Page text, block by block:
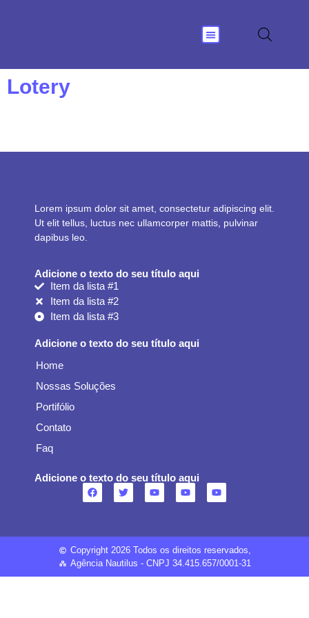
Lotery
Lorem ipsum dolor sit amet, consectetur adipiscing elit.
Ut elit tellus, luctus nec ullamcorper mattis, pulvinar
dapibus leo.
Adicione o texto do seu título aqui
Item da lista #1
Item da lista #2
Item da lista #3
Adicione o texto do seu título aqui
Home
Nossas Soluções
Portifólio
Contato
Faq
Adicione o texto do seu título aqui
Copyright 2026 Todos os direitos reservados,
Agência Nautilus - CNPJ 34.415.657/0001-31